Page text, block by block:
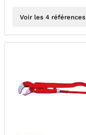
Voir les 4 références